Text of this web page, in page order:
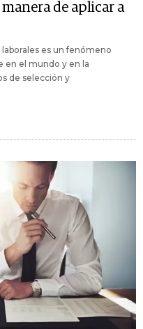
de aplicar a
es un fenómeno
en el mundo y en la
de selección y